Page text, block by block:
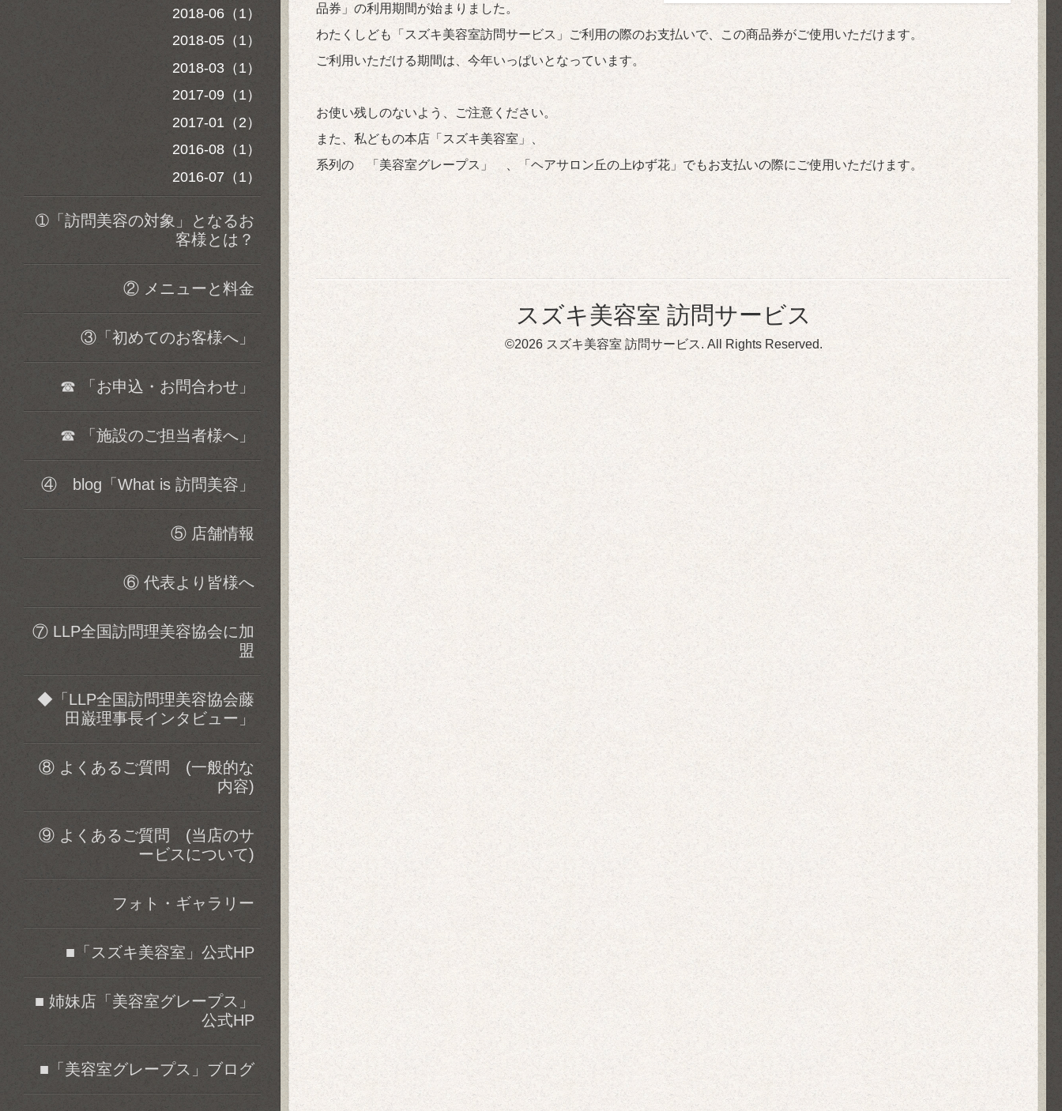
品券」の利用期間が始まりました。
わたくしども「スズキ美容室訪問サービス」ご利用の際のお支払いで、この商品券がご使用いただけます。
ご利用いただける期間は、今年いっぱいとなっています。
お使い残しのないよう、ご注意ください。
また、私どもの本店「スズキ美容室」、
系列の 「美容室グレープス」 、「ヘアサロン丘の上ゆず花」でもお支払いの際にご使用いただけます。
スズキ美容室 訪問サービス
©2026 スズキ美容室 訪問サービス. All Rights Reserved.
2018-06（1）
2018-05（1）
2018-03（1）
2017-09（1）
2017-01（2）
2016-08（1）
2016-07（1）
➀「訪問美容の対象」となるお
客様とは？
② メニューと料金
③「初めてのお客様へ」
☎ 「お申込・お問合わせ」
☎ 「施設のご担当者様へ」
④ blog「What is 訪問美容」
⑤ 店舗情報
⑥ 代表より皆様へ
⑦ LLP全国訪問理美容協会に加
盟
◆「LLP全国訪問理美容協会藤
田巌理事長インタビュー」
⑧ よくあるご質問 (一般的な
内容)
⑨ よくあるご質問 (当店のサ
ービスについて)
フォト・ギャラリー
■「スズキ美容室」公式HP
■ 姉妹店「美容室グレープス」
公式HP
■「美容室グレープス」ブログ